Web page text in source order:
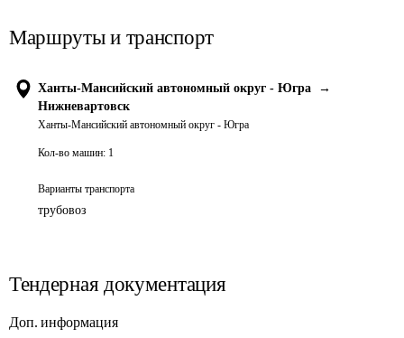
Маршруты и транспорт
Ханты-Мансийский автономный округ - Югра
→
Нижневартовск
Ханты-Мансийский автономный округ - Югра
Кол-во машин: 1
Варианты транспорта
трубовоз
Тендерная документация
Доп. информация